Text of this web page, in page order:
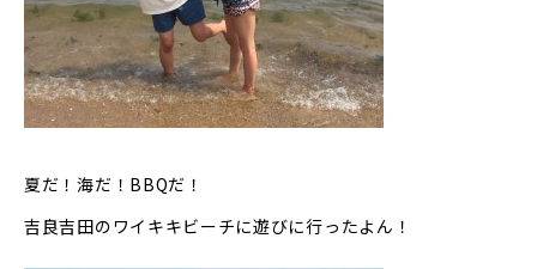
夏だ！海だ！BBQだ！
吉良吉田のワイキキビーチに遊びに行ったよん！